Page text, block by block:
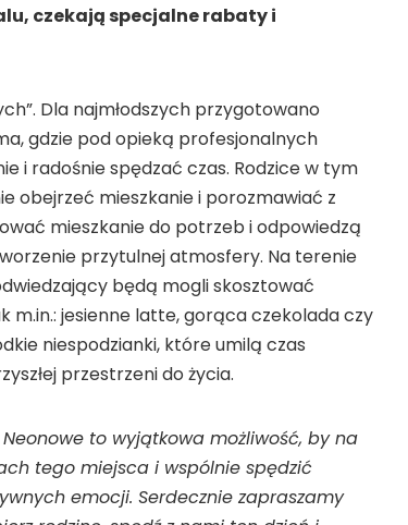
czekają specjalne rabaty i
Dla najmłodszych przygotowano
gdzie pod opieką profesjonalnych
i radośnie spędzać czas. Rodzice w tym
obejrzeć mieszkanie i porozmawiać z
mieszkanie do potrzeb i odpowiedzą
przytulnej atmosfery. Na terenie
będą mogli skosztować
jesienne latte, gorąca czekolada czy
niespodzianki, które umilą czas
przestrzeni do życia.
to wyjątkowa możliwość, by na
tego miejsca i wspólnie spędzić
emocji. Serdecznie zapraszamy